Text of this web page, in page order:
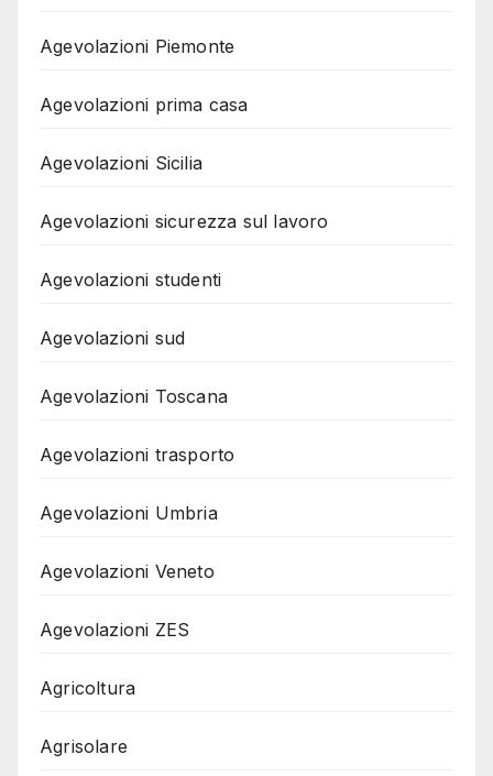
Agevolazioni Piemonte
Agevolazioni prima casa
Agevolazioni Sicilia
Agevolazioni sicurezza sul lavoro
Agevolazioni studenti
Agevolazioni sud
Agevolazioni Toscana
Agevolazioni trasporto
Agevolazioni Umbria
Agevolazioni Veneto
Agevolazioni ZES
Agricoltura
Agrisolare